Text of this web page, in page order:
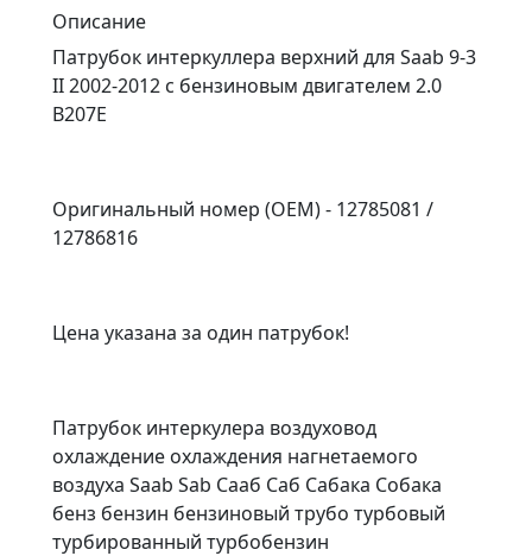
Описание
Патрубок интеркуллера верхний для Saab 9-3
II 2002-2012 с бензиновым двигателем 2.0
B207E
Оригинальный номер (OEM) - 12785081 /
12786816
Цена указана за один патрубок!
Патрубок интеркулера воздуховод
охлаждение охлаждения нагнетаемого
воздуха Saab Sab Сааб Саб Сабака Собака
бенз бензин бензиновый трубо турбовый
турбированный турбобензин